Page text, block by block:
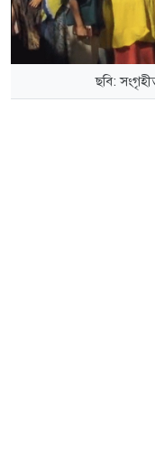
ছবি: